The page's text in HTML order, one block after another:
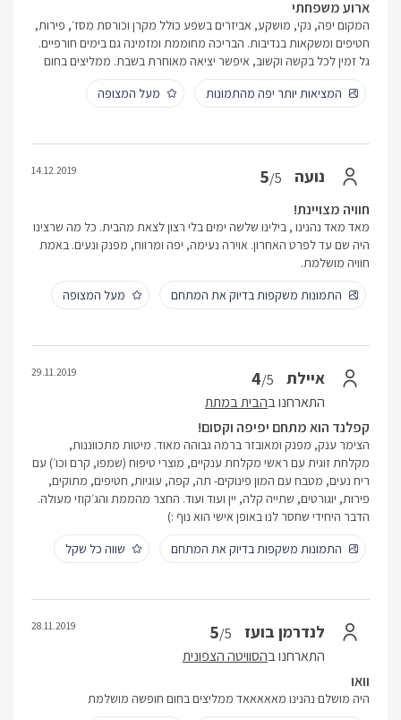
ארוע משפחתי
המקום יפה, נקי, מושקע, אביזרים בשפע כולל מקרן וכורסת מסז׳, פירות,
חטיפים ומשקאות בנדיבות. הבריכה מחוממת ומזמינה גם בימים חורפיים.
גל זמין לכל בקשה וקשוב, איפשר יציאה מאוחרת בשבת. ממליצים בחום
המציאות יותר יפה מהתמונות
מעל המצופה
נועה 5/5
14.12.2019
חוויה מצויינת!
מאד מאד נהנינו , בילינו שלשה ימים בלי רצון לצאת מהבית. כל מה שרצינו
היה שם עד לפרט האחרון. אוירה נעימה, יפה ומרווח, מפנק ונעים. באמת
חוויה מושלמת.
התמונות משקפות בדיוק את המתחם
מעל המצופה
איילת 4/5
התארחנו בהבית במתת
29.11.2019
קפלנד הוא מתחם יפיפה וקסום!
הצימר ענק, מפנק ומאובזר ברמה גבוהה מאוד. מיטות מתכווננות,
מקלחת זוגית עם ראשי מקלחת ענקיים, מוצרי טיפוח (שמפו, קרם וכו׳) עם
ריח נעים, מטבח עם המון פינוקים- תה, קפה, עוגיות, חטיפים, מתוקים,
פירות, יוגורטים, שתייה קלה, יין ועוד ועוד. החצר מהממת והג׳קוזי מעולה.
הדבר היחידי שחסר לנו באופן אישי הוא נוף :)
התמונות משקפות בדיוק את המתחם
שווה כל שקל
לנדרמן בועז 5/5
התארחנו בהסוויטה הצפונית
28.11.2019
וואו
היה מושלם נהנינו מאאאאאד ממליצים בחום חופשה מושלמת